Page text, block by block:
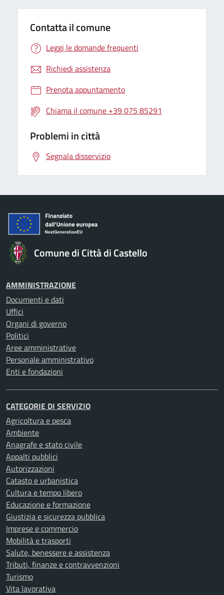
Contatta il comune
Leggi le domande frequenti
Richiedi assistenza
Prenota appuntamento
Chiama il comune +39 075 85291
Problemi in città
Segnala disservizio
Comune di Città di Castello
AMMINISTRAZIONE
Documenti e dati
Uffici
Organi di governo
Politici
Aree amministrative
Personale amministrativo
Enti e fondazioni
CATEGORIE DI SERVIZIO
Agricoltura e pesca
Ambiente
Anagrafe e stato civile
Appalti pubblici
Autorizzazioni
Catasto e urbanistica
Cultura e tempo libero
Educazione e formazione
Giustizia e sicurezza pubblica
Imprese e commercio
Mobilità e trasporti
Salute, benessere e assistenza
Tributi, finanze e contravvenzioni
Turismo
Vita lavorativa